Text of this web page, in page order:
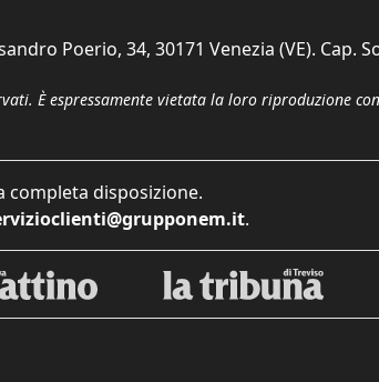
Poerio, 34, 30171 Venezia (VE). Cap.
È espressamente vietata la loro riproduzione
completa disposizione.
.